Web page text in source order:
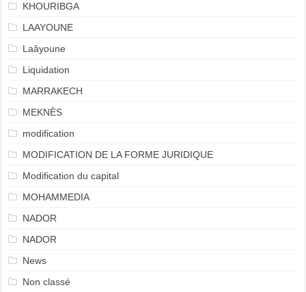
KHOURIBGA
LAAYOUNE
Laâyoune
Liquidation
MARRAKECH
MEKNÈS
modification
MODIFICATION DE LA FORME JURIDIQUE
Modification du capital
MOHAMMEDIA
NADOR
NADOR
News
Non classé